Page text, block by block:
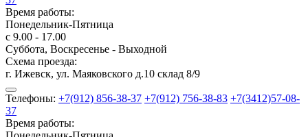
Время работы:
Понедельник-Пятница
с 9.00 - 17.00
Суббота, Воскресенье - Выходной
Схема проезда:
г. Ижевск, ул. Маяковского д.10 склад 8/9
Телефоны: +7(912) 856-38-37 +7(912) 756-38-83 +7(3412)57-08-
37
Время работы: